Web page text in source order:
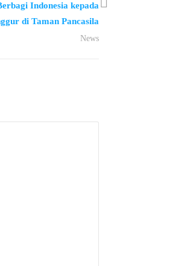
Indonesia kepada
di Taman Pancasila
News